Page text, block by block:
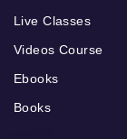
Live Classes
Videos Course
Ebooks
Books